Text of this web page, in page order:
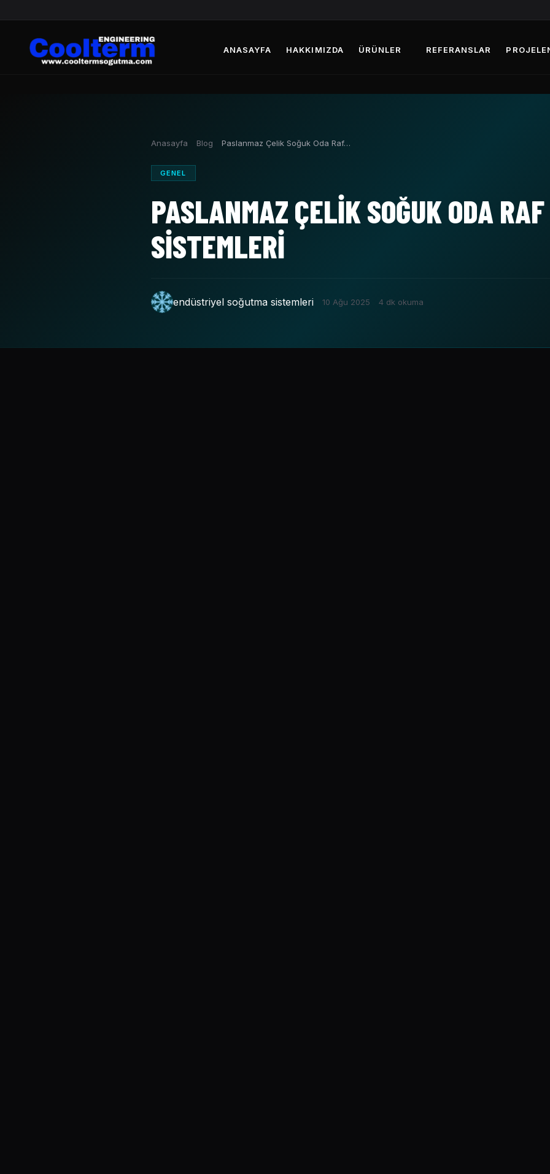
ANASAYFA HAKKIMIZDA ÜRÜNLER REFERANSLAR
Anasayfa Blog Paslanmaz Çelik Soğuk Oda Raf…
GENEL
PASLANMAZ ÇELIK SOĞUK ODA RAF
SISTEMLERI
endüstriyel soğutma sistemleri 10 Ağu 2025 4 dk okuma